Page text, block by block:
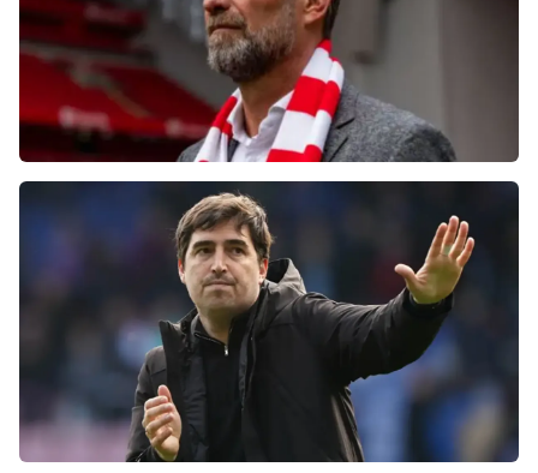
Болельщики «Ливерпуля» освистали команду
после ничьей с «Челси»